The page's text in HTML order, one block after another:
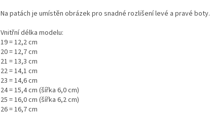
Na patách je umístěn obrázek pro snadné rozlišení levé a pravé boty.
Vnitřní délka modelu:
19 = 12,2 cm
20 = 12,7 cm
21 = 13,3 cm
22 = 14,1 cm
23 = 14,6 cm
24 = 15,4 cm (šířka 6,0 cm)
25 = 16,0 cm (šířka 6,2 cm)
26 = 16,7 cm